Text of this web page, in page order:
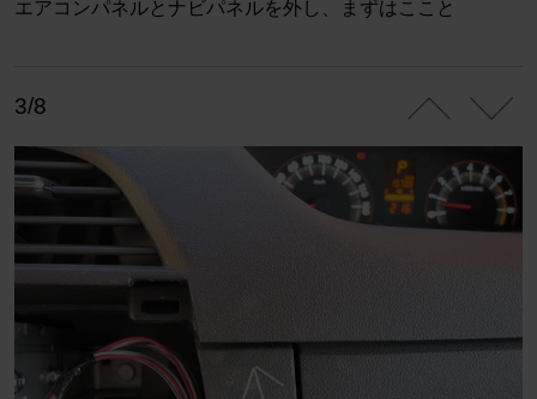
エアコンパネルとナビパネルを外し、まずはここと
3/8